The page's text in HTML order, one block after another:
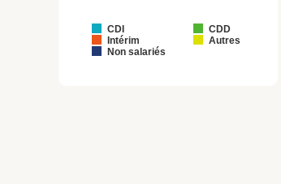
CDI
CDD
Intérim
Autres
Non salariés